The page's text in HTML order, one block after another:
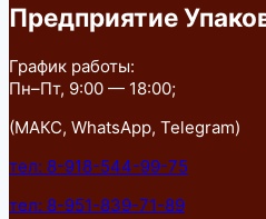
Предприятие
График работы:
Пн–Пт, 9:00 — 18:00;
(МАКС, WhatsApp, Telegram)
тел: 8-918-544-99-75
тел: 8-951-839-71-89